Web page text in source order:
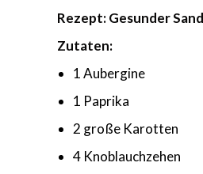
Rezept: Gesunder
Zutaten:
1 Aubergine
1 Paprika
2 große Karotten
4 Knoblauchzehen